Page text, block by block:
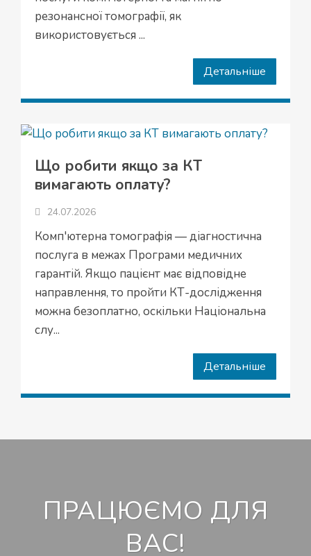
резонансної томографії, як
використовується ...
Детальніше
Що робити якщо за КТ
вимагають оплату?
24.07.2026
Комп'ютерна томографія — діагностична
послуга в межах Програми медичних
гарантій. Якщо пацієнт має відповідне
направлення, то пройти КТ-дослідження
можна безоплатно, оскільки Національна
слу...
Детальніше
ПРАЦЮЄМО ДЛЯ
ВАС!